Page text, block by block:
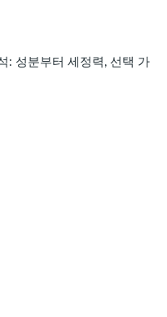
: 성분부터 세정력, 선택 가